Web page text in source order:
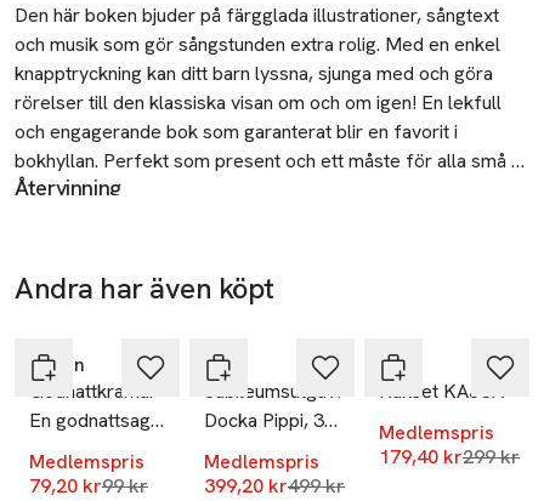
Beskrivning
Den här boken bjuder på färgglada illustrationer, sångtext
och musik som gör sångstunden extra rolig. Med en enkel
knapptryckning kan ditt barn lyssna, sjunga med och göra
rörelser till den klassiska visan om och om igen! En lekfull
och engagerande bok som garanterat blir en favorit i
bokhyllan. Perfekt som present och ett måste för alla små
sångfåglar!
Återvinning
Tukan Förlag
426 71 Västra Frölunda
Sweden
info@tukanforlag.se
Mobilnummer
Andra har även köpt
Tukan
Godnattkramar
En godnattsaga
om kärlek
Medlemspris
79,20 krLägsta pris 30 dagar
99 kr
-20%
PIPPI
Jubileumsutgåva
Docka Pippi, 3
delar
Medlemspris
399,20 krLägsta pris 30 dagar
499 kr
Koja
Kakset KAJSA
Medlemspris
179,40 krLägsta
299 kr